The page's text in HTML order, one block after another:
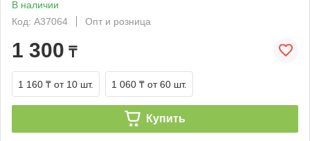
В наличии
Код: А37064
Опт и розница
1 300 ₸
1 160 ₸ от 10 шт. 1 060 ₸ от 60 шт.
Купить